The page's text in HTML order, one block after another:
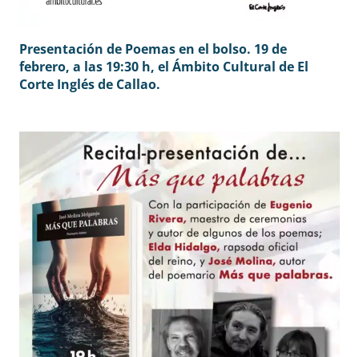
Presentación de Poemas en el bolso. 19 de
febrero, a las 19:30 h, el Ámbito Cultural de El
Corte Inglés de Callao.